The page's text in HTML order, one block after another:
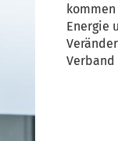
Energie und
Verband